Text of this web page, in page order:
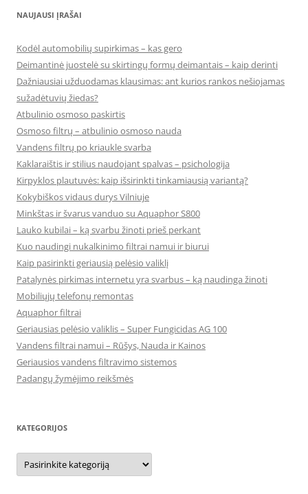
NAUJAUSI ĮRAŠAI
Kodėl automobilių supirkimas – kas gero
Deimantinė juostelė su skirtingų formų deimantais – kaip derinti
Dažniausiai užduodamas klausimas: ant kurios rankos nešiojamas
sužadėtuvių žiedas?
Atbulinio osmoso paskirtis
Osmoso filtrų – atbulinio osmoso nauda
Vandens filtrų po kriaukle svarba
Kaklaraištis ir stilius naudojant spalvas – psichologija
Kirpyklos plautuvės: kaip išsirinkti tinkamiausią variantą?
Kokybiškos vidaus durys Vilniuje
Minkštas ir švarus vanduo su Aquaphor S800
Lauko kubilai – ką svarbu žinoti prieš perkant
Kuo naudingi nukalkinimo filtrai namui ir biurui
Kaip pasirinkti geriausią pelėsio valiklį
Patalynės pirkimas internetu yra svarbus – ką naudinga žinoti
Mobiliųjų telefonų remontas
Aquaphor filtrai
Geriausias pelėsio valiklis – Super Fungicidas AG 100
Vandens filtrai namui – Rūšys, Nauda ir Kainos
Geriausios vandens filtravimo sistemos
Padangų žymėjimo reikšmės
KATEGORIJOS
Kategorijos